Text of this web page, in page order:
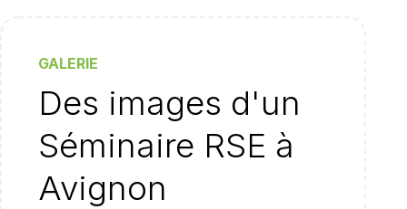
GALERIE
Des images d'un
Séminaire RSE à
Avignon